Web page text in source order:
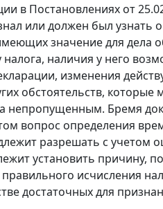
в Постановлениях от
или должен был узнать
значение для дела
наличия у него
изменения
обстоятельств,
непропущенным. Бремя
вопрос определения
разрешать с учетом
установить причину,
исчисления
достаточных для